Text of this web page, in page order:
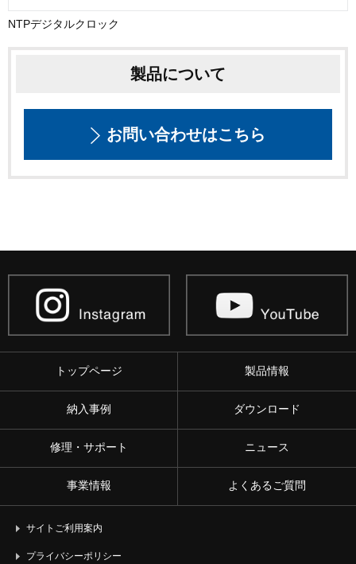
NTPデジタルクロック
製品について
お問い合わせはこちら
トップページ 製品情報
納入事例 ダウンロード
修理・サポート ニュース
事業情報 よくあるご質問
サイトご利用案内
プライバシーポリシー